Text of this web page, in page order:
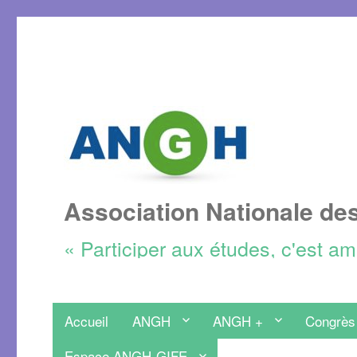
Association Nationale
« Participer aux études, c'est
Accueil ANGH ANGH +